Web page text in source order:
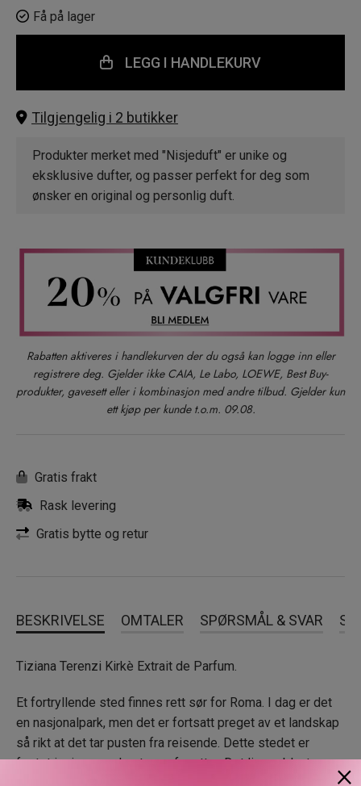
Få på lager
LEGG I HANDLEKURV
Tilgjengelig i 2 butikker
Produkter merket med "Nisjeduft" er unike og
eksklusive dufter, og passer perfekt for deg som
ønsker en original og personlig duft.
Rabatten aktiveres i handlekurven der du også kan logge inn eller
registrere deg. Gjelder ikke CAIA, Le Labo, LOEWE, Best Buy-
produkter, gavesett eller i kombinasjon med andre tilbud. Gjelder kun
ett kjøp per kunde t.o.m. 09.08.
Gratis frakt
Rask levering
Gratis bytte og retur
BESKRIVELSE OMTALER SPØRSMÅL & SVAR
Tiziana Terenzi Kirkè Extrait de Parfum.
Et fortryllende sted finnes rett sør for Roma. I dag er det
en nasjonalpark, men det er fortsatt preget av et landskap
så rikt at det tar pusten fra reisende. Dette stedet er
festet i minner og har tusen fasetter. Det ligger blant
×